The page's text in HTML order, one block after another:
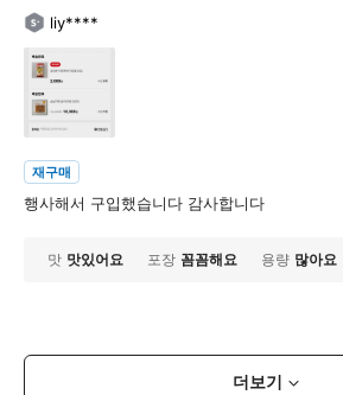
liy****
재구매
행사해서 구입했습니다 감사합니다
맛 맛있어요 포장 꼼꼼해요 용량 많아요
더보기